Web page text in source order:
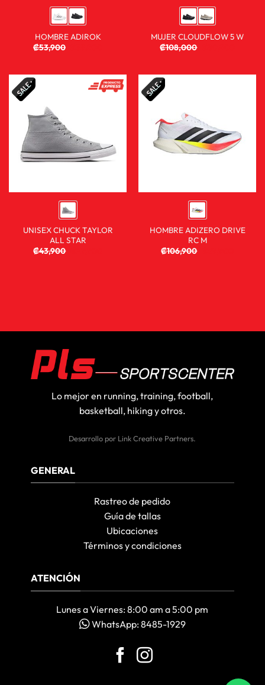
HOMBRE ADIROK
₡53,900
MUJER CLOUDFLOW 5 W
₡108,000
UNISEX CHUCK TAYLOR
ALL STAR
₡43,900
HOMBRE ADIZERO DRIVE
RC M
₡106,900
Lo mejor en running, training, football,
basketball, hiking y otros.
Desarrollo por Link Creative Partners.
GENERAL
Rastreo de pedido
Guía de tallas
Ubicaciones
Términos y condiciones
ATENCIÓN
Lunes a Viernes: 8:00 am a 5:00 pm
WhatsApp: 8485-1929